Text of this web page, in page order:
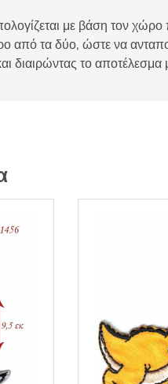
με βάση τον χώρο
από τα δύο, ώστε να
διαιρώντας το